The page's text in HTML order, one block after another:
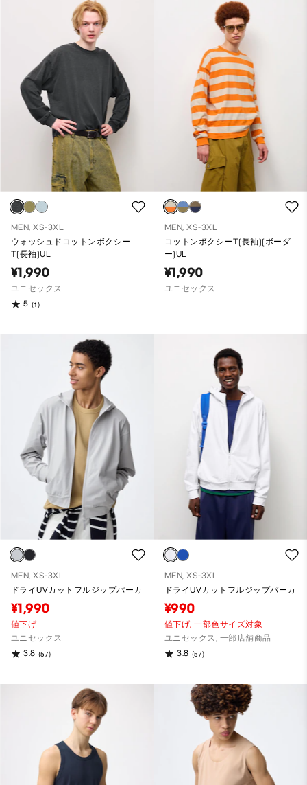
MEN, XS-3XL
ウォッシュドコットンボクシー
T(長袖)UL
¥1,990
ユニセックス
5 (1)
MEN, XS-3XL
コットンボクシーT(長袖)(ボーダ
ー)UL
¥1,990
ユニセックス
MEN, XS-3XL
ドライUVカットフルジップパーカ
¥1,990
値下げ
ユニセックス
3.8 (57)
MEN, XS-3XL
ドライUVカットフルジップパーカ
¥990
値下げ,一部色サイズ対象
ユニセックス, 一部店舗商品
3.8 (57)